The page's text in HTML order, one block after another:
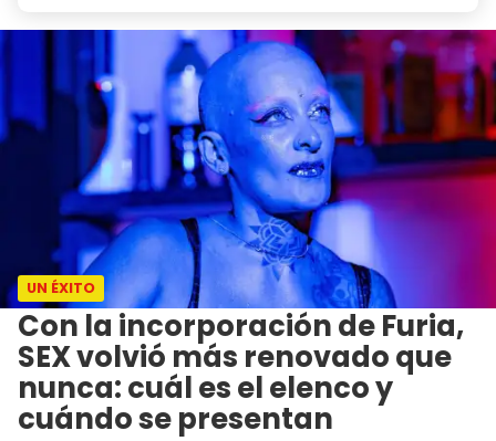
UN ÉXITO
Con la incorporación de Furia,
SEX volvió más renovado que
nunca: cuál es el elenco y
cuándo se presentan